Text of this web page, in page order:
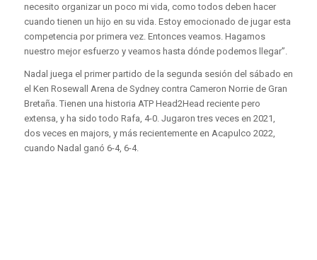
necesito organizar un poco mi vida, como todos deben hacer
cuando tienen un hijo en su vida. Estoy emocionado de jugar esta
competencia por primera vez. Entonces veamos. Hagamos
nuestro mejor esfuerzo y veamos hasta dónde podemos llegar”.
Nadal juega el primer partido de la segunda sesión del sábado en
el Ken Rosewall Arena de Sydney contra Cameron Norrie de Gran
Bretaña. Tienen una historia ATP Head2Head reciente pero
extensa, y ha sido todo Rafa, 4-0. Jugaron tres veces en 2021,
dos veces en majors, y más recientemente en Acapulco 2022,
cuando Nadal ganó 6-4, 6-4.